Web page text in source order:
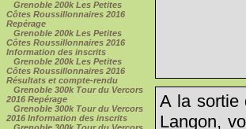
Grenoble 200k Les Petites
Côtes Roussillonnaires 2016
Repérage
Grenoble 200k Les Petites
Côtes Roussillonnaires 2016
Information des inscrits
Grenoble 200k Les Petites
Côtes Roussillonnaires 2016
Résultats et compte-rendu
Grenoble 300k Tour du Vercors
2016 Repérage
Grenoble 300k Tour du Vercors
2016 Information des inscrits
A la sortie
Langon,